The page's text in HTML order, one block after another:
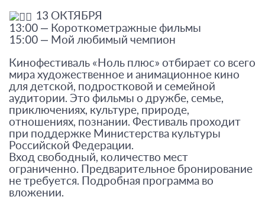
13 ОКТЯБРЯ
13:00 — Короткометражные фильмы
15:00 — Мой любимый чемпион
Кинофестиваль «Ноль плюс» отбирает со всего
мира художественное и анимационное кино
для детской, подростковой и семейной
аудитории. Это фильмы о дружбе, семье,
приключениях, культуре, природе,
отношениях, познании. Фестиваль проходит
при поддержке Министерства культуры
Российской Федерации.
Вход свободный, количество мест
ограниченно. Предварительное бронирование
не требуется. Подробная программа во
вложении.